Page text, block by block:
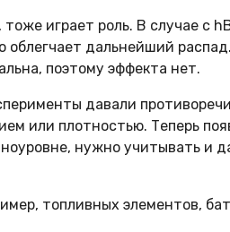
играет роль. В случае с
дальнейший
поэтому эффекта нет.
давали
или плотностью. Теперь
нужно учитывать и
топливных элементов,